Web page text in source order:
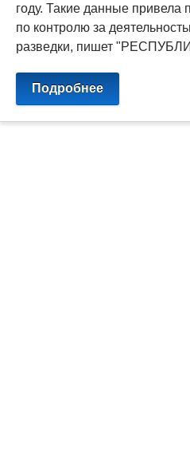
году. Такие данные привела
по контролю за
разведки, пишет
Подробнее